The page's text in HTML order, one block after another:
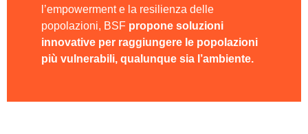
l’empowerment e la resilienza delle
popolazioni, BSF propone soluzioni
innovative per raggiungere le popolazioni
più vulnerabili, qualunque sia l’ambiente.